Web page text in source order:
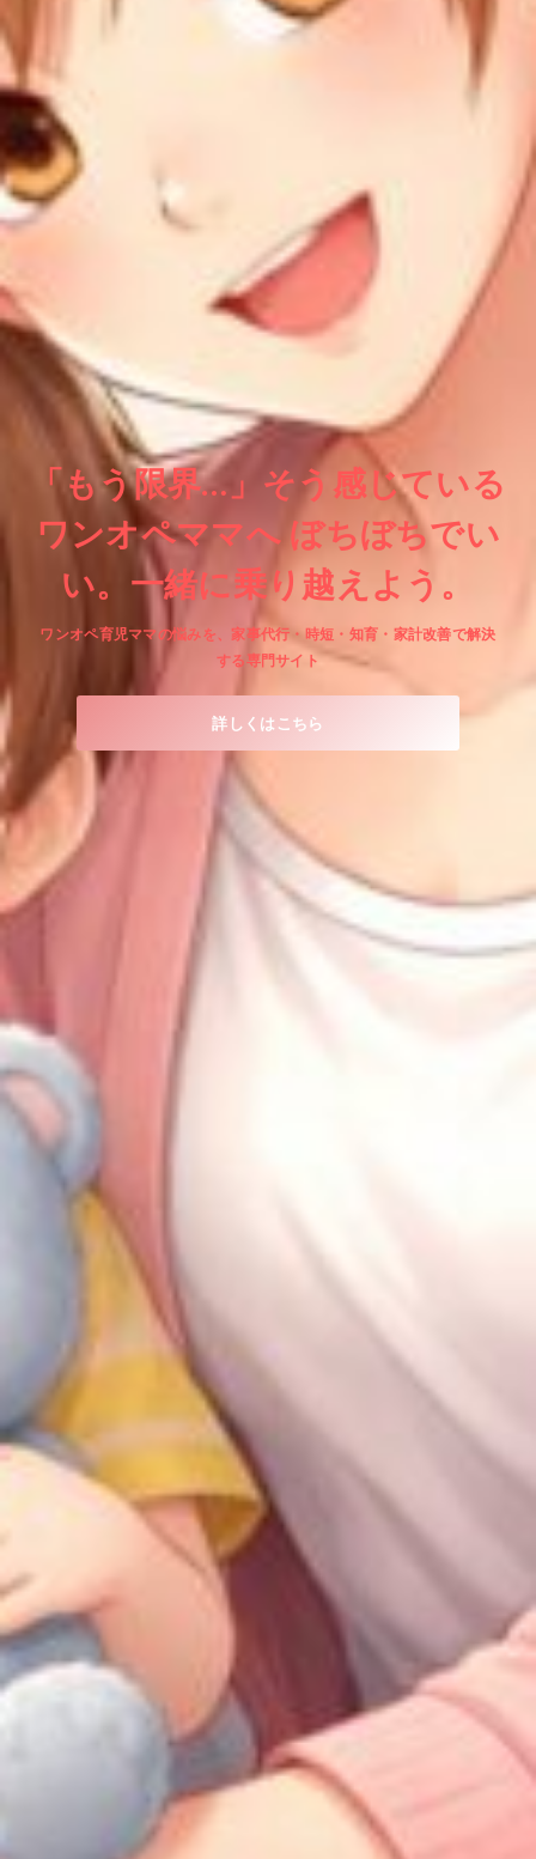
「もう限界…」そう感じている
ワンオペママへ ぼちぼちでい
い。一緒に乗り越えよう。
ワンオペ育児ママの悩みを、家事代行・時短・知育・家計改善で解決
する専門サイト
詳しくはこちら